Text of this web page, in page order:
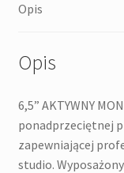
Opis
Opis
6,5” AKTYWNY
ponadprzeciętnej
zapewniającej
studio.